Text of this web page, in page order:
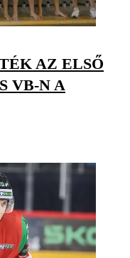
AZ ELSŐ
VB-N A